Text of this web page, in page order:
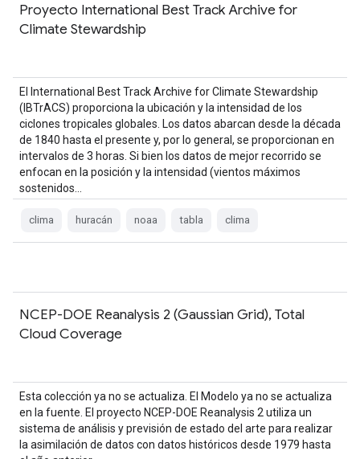
Proyecto International Best Track Archive for
Climate Stewardship
El International Best Track Archive for Climate Stewardship
(IBTrACS) proporciona la ubicación y la intensidad de los
ciclones tropicales globales. Los datos abarcan desde la década
de 1840 hasta el presente y, por lo general, se proporcionan en
intervalos de 3 horas. Si bien los datos de mejor recorrido se
enfocan en la posición y la intensidad (vientos máximos
sostenidos…
clima huracán noaa tabla clima
NCEP-DOE Reanalysis 2 (Gaussian Grid), Total
Cloud Coverage
Esta colección ya no se actualiza. El Modelo ya no se actualiza
en la fuente. El proyecto NCEP-DOE Reanalysis 2 utiliza un
sistema de análisis y previsión de estado del arte para realizar
la asimilación de datos con datos históricos desde 1979 hasta